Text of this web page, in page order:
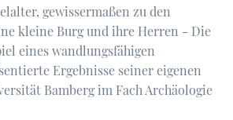
gewissermaßen zu den
kleine Burg und ihre Herren - Die
eines wandlungsfähigen
Ergebnisse seiner eigenen
Bamberg im Fach Archäologie